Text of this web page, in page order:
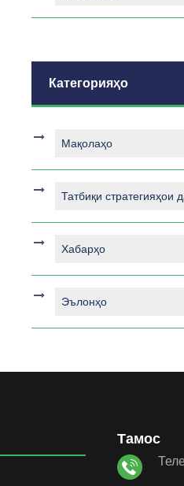
Категорияҳо
Мақолаҳо
Татбиқи стратегияҳои
Хабарҳо
Эълонҳо
Тамос